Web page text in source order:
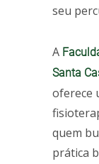
seu
A
Santa
oferece
quem
prática